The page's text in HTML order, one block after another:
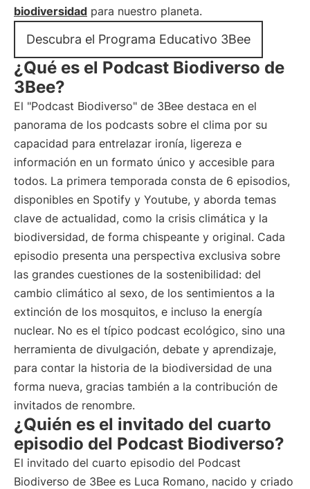
biodiversidad para nuestro planeta.
Descubra el Programa Educativo 3Bee
¿Qué es el Podcast Biodiverso de
3Bee?
El "Podcast Biodiverso" de 3Bee destaca en el
panorama de los podcasts sobre el clima por su
capacidad para entrelazar ironía, ligereza e
información en un formato único y accesible para
todos. La primera temporada consta de 6 episodios,
disponibles en Spotify y Youtube, y aborda temas
clave de actualidad, como la crisis climática y la
biodiversidad, de forma chispeante y original. Cada
episodio presenta una perspectiva exclusiva sobre
las grandes cuestiones de la sostenibilidad: del
cambio climático al sexo, de los sentimientos a la
extinción de los mosquitos, e incluso la energía
nuclear. No es el típico podcast ecológico, sino una
herramienta de divulgación, debate y aprendizaje,
para contar la historia de la biodiversidad de una
forma nueva, gracias también a la contribución de
invitados de renombre.
¿Quién es el invitado del cuarto
episodio del Podcast Biodiverso?
El invitado del cuarto episodio del Podcast
Biodiverso de 3Bee es Luca Romano, nacido y criado